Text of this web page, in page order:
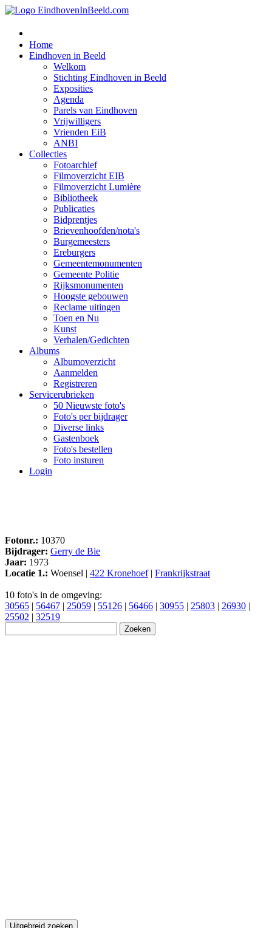
Home
Eindhoven in Beeld
Welkom
Stichting Eindhoven in Beeld
Exposities
Agenda
Parels van Eindhoven
Vrijwilligers
Vrienden EiB
ANBI
Collecties
Fotoarchief
Filmoverzicht EIB
Filmoverzicht Lumière
Bibliotheek
Publicaties
Bidprentjes
Brievenhoofden/nota's
Burgemeesters
Ereburgers
Gemeentemonumenten
Gemeente Politie
Rijksmonumenten
Hoogste gebouwen
Reclame uitingen
Toen en Nu
Kunst
Verhalen/Gedichten
Albums
Albumoverzicht
Aanmelden
Registreren
Servicerubrieken
50 Nieuwste foto's
Foto's per bijdrager
Diverse links
Gastenboek
Foto's bestellen
Foto insturen
Login
Fotonr.: 10370
Bijdrager: Gerry de Bie
Jaar: 1973
Locatie 1.: Woensel | 422 Kronehoef| Frankrijkstraat
10 foto's in de omgeving:
30565 | 56467 | 25059 | 55126 | 56466 | 30955 | 25803 | 26930 |
25502 | 32519